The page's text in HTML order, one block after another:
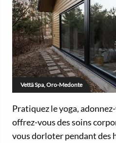
Vettä Spa, Oro-Medonte
Pratiquez le yoga,
offrez-vous des soins
vous dorloter pendant des